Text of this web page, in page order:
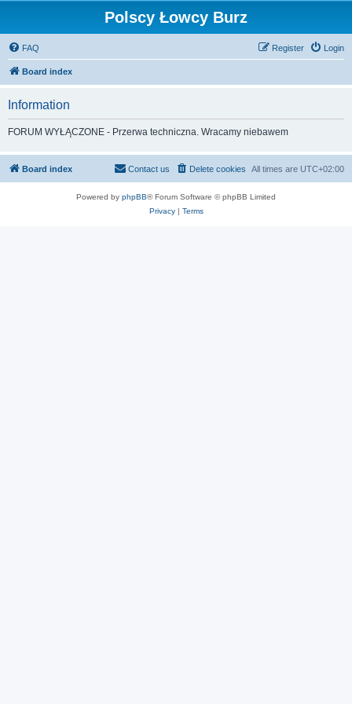
Polscy Łowcy Burz
FAQ Login
Register
Board index
Information
FORUM WYŁĄCZONE - Przerwa techniczna. Wracamy niebawem
Board index All times are UTC+02:00
Delete cookies
Contact us
Powered by phpBB® Forum Software © phpBB Limited
Privacy| Terms